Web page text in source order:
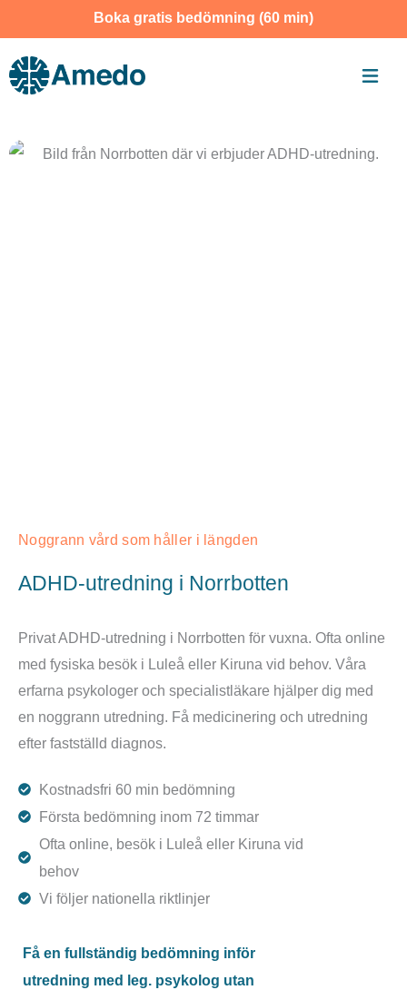
to
content
Boka gratis bedömning (60 min)
Noggrann vård som håller i längden
ADHD-utredning i Norrbotten
Privat ADHD-utredning i Norrbotten för vuxna. Ofta online
med fysiska besök i Luleå eller Kiruna vid behov. Våra
erfarna psykologer och specialistläkare hjälper dig med
en noggrann utredning. Få medicinering och utredning
efter fastställd diagnos.
Kostnadsfri 60 min bedömning
Första bedömning inom 72 timmar
Ofta online, besök i Luleå eller Kiruna vid
behov
Vi följer nationella riktlinjer
Få en fullständig bedömning inför
utredning med leg. psykolog utan